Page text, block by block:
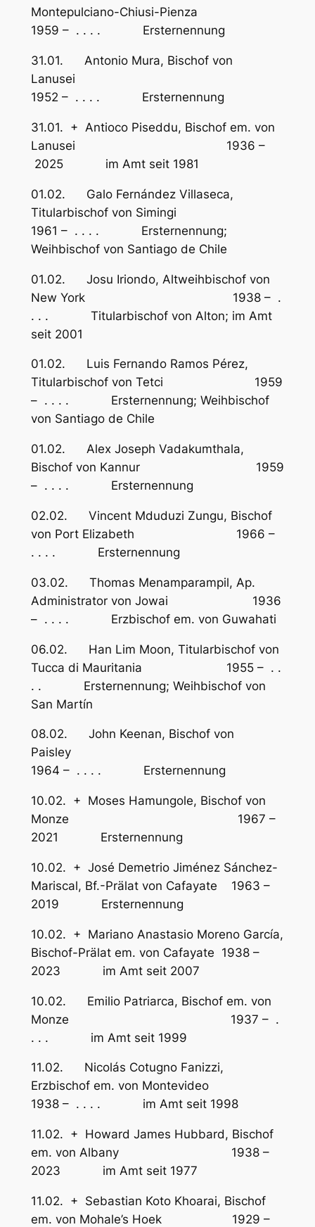
Montepulciano-Chiusi-Pienza
1959 – . . . . Ersternennung
31.01. Antonio Mura, Bischof von
Lanusei
1952 – . . . . Ersternennung
31.01. + Antioco Piseddu, Bischof em. von
Lanusei 1936 –
2025 im Amt seit 1981
01.02. Galo Fernández Villaseca,
Titularbischof von Simingi
1961 – . . . . Ersternennung;
Weihbischof von Santiago de Chile
01.02. Josu Iriondo, Altweihbischof von
New York 1938 – .
. . . Titularbischof von Alton; im Amt
seit 2001
01.02. Luis Fernando Ramos Pérez,
Titularbischof von Tetci 1959
– . . . . Ersternennung; Weihbischof
von Santiago de Chile
01.02. Alex Joseph Vadakumthala,
Bischof von Kannur 1959
– . . . . Ersternennung
02.02. Vincent Mduduzi Zungu, Bischof
von Port Elizabeth 1966 –
. . . . Ersternennung
03.02. Thomas Menamparampil, Ap.
Administrator von Jowai 1936
– . . . . Erzbischof em. von Guwahati
06.02. Han Lim Moon, Titularbischof von
Tucca di Mauritania 1955 – . .
. . Ersternennung; Weihbischof von
San Martín
08.02. John Keenan, Bischof von
Paisley
1964 – . . . . Ersternennung
10.02. + Moses Hamungole, Bischof von
Monze 1967 –
2021 Ersternennung
10.02. + José Demetrio Jiménez Sánchez-
Mariscal, Bf.-Prälat von Cafayate 1963 –
2019 Ersternennung
10.02. + Mariano Anastasio Moreno García,
Bischof-Prälat em. von Cafayate 1938 –
2023 im Amt seit 2007
10.02. Emilio Patriarca, Bischof em. von
Monze 1937 – .
. . . im Amt seit 1999
11.02. Nicolás Cotugno Fanizzi,
Erzbischof em. von Montevideo
1938 – . . . . im Amt seit 1998
11.02. + Howard James Hubbard, Bischof
em. von Albany 1938 –
2023 im Amt seit 1977
11.02. + Sebastian Koto Khoarai, Bischof
em. von Mohale’s Hoek 1929 –